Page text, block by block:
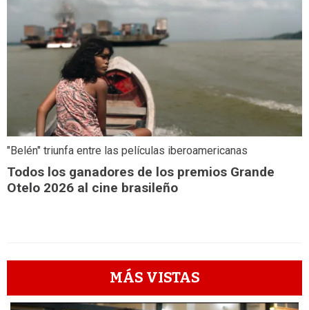
"Belén" triunfa entre las películas iberoamericanas
Todos los ganadores de los premios Grande
Otelo 2026 al cine brasileño
MÁS VISTAS